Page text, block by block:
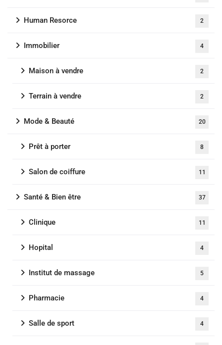
Human Resorce 2
Immobilier 4
Maison à vendre 2
Terrain à vendre 2
Mode & Beauté 20
Prêt à porter 8
Salon de coiffure 11
Santé & Bien être 37
Clinique 11
Hopital 4
Institut de massage 5
Pharmacie 4
Salle de sport 4